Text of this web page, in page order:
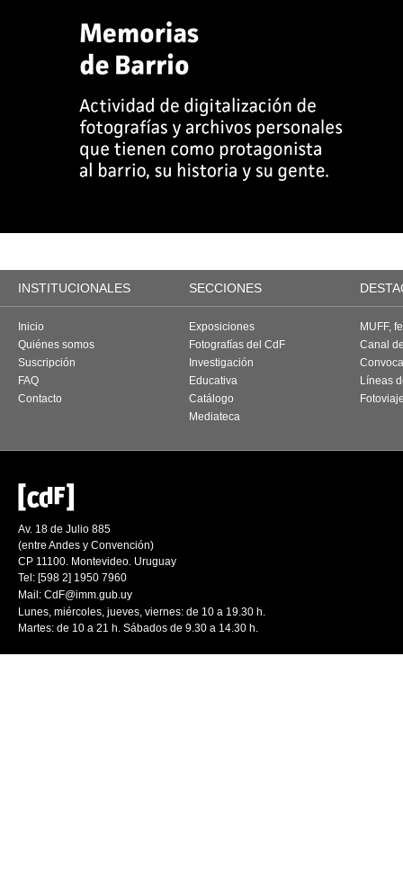
INSTITUCIONALES SECCIONES
Inicio
Quiénes somos
Suscripción
FAQ
Contacto
Exposiciones
Fotografías del CdF
Investigación
Educativa
Catálogo
Mediateca
MUFF,
Canal
Líneas
Av. 18 de Julio 885
(entre Andes y Convención)
CP 11100. Montevideo. Uruguay
Tel: [598 2] 1950 7960
Mail: CdF@imm.gub.uy
Lunes, miércoles, jueves, viernes: de 10 a 19.30 h.
Martes: de 10 a 21 h. Sábados de 9.30 a 14.30 h.